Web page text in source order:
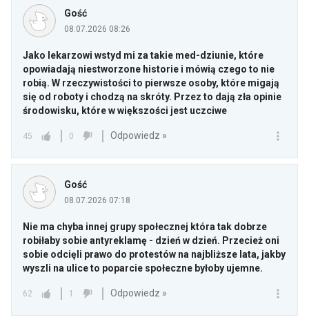
Gość
08.07.2026 08:26
Jako lekarzowi wstyd mi za takie med-dziunie, które
opowiadają niestworzone historie i mówią czego to nie
robią. W rzeczywistości to pierwsze osoby, które migają
się od roboty i chodzą na skróty. Przez to dają zła opinie
środowisku, które w większości jest uczciwe
45 0 Odpowiedz »
Gość
08.07.2026 07:18
Nie ma chyba innej grupy społecznej która tak dobrze
robiłaby sobie antyreklamę - dzień w dzień. Przecież oni
sobie odcięli prawo do protestów na najbliższe lata, jakby
wyszli na ulice to poparcie społeczne byłoby ujemne.
62 1 Odpowiedz »